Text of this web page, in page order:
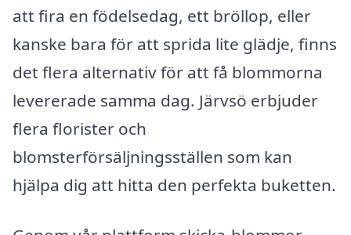
att fira en födelsedag, ett bröllop, eller
kanske bara för att sprida lite glädje, finns
det flera alternativ för att få blommorna
levererade samma dag. Järvsö erbjuder
flera florister och
blomsterförsäljningsställen som kan
hjälpa dig att hitta den perfekta buketten.